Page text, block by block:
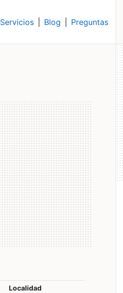
Servicios Blog Preguntas
Localidad